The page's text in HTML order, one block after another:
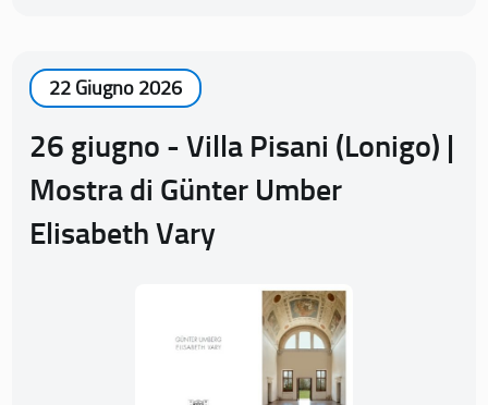
22 Giugno 2026
26 giugno - Villa Pisani (Lonigo) |
Mostra di Günter Umber
Elisabeth Vary